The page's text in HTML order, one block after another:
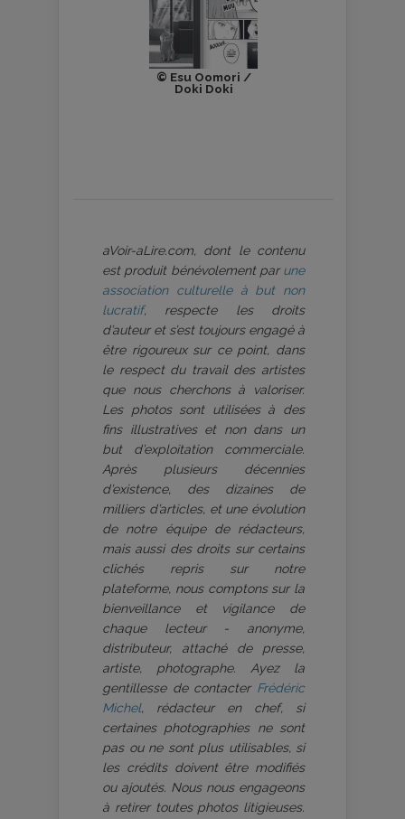
© Esu Oomori /
Doki Doki
aVoir-aLire.com, dont le contenu
est produit bénévolement par une
association culturelle à but non
lucratif, respecte les droits
d’auteur et s’est toujours engagé à
être rigoureux sur ce point, dans
le respect du travail des artistes
que nous cherchons à valoriser.
Les photos sont utilisées à des
fins illustratives et non dans un
but d’exploitation commerciale.
Après plusieurs décennies
d’existence, des dizaines de
milliers d’articles, et une évolution
de notre équipe de rédacteurs,
mais aussi des droits sur certains
clichés repris sur notre
plateforme, nous comptons sur la
bienveillance et vigilance de
chaque lecteur - anonyme,
distributeur, attaché de presse,
artiste, photographe. Ayez la
gentillesse de contacter Frédéric
Michel, rédacteur en chef, si
certaines photographies ne sont
pas ou ne sont plus utilisables, si
les crédits doivent être modifiés
ou ajoutés. Nous nous engageons
à retirer toutes photos litigieuses.